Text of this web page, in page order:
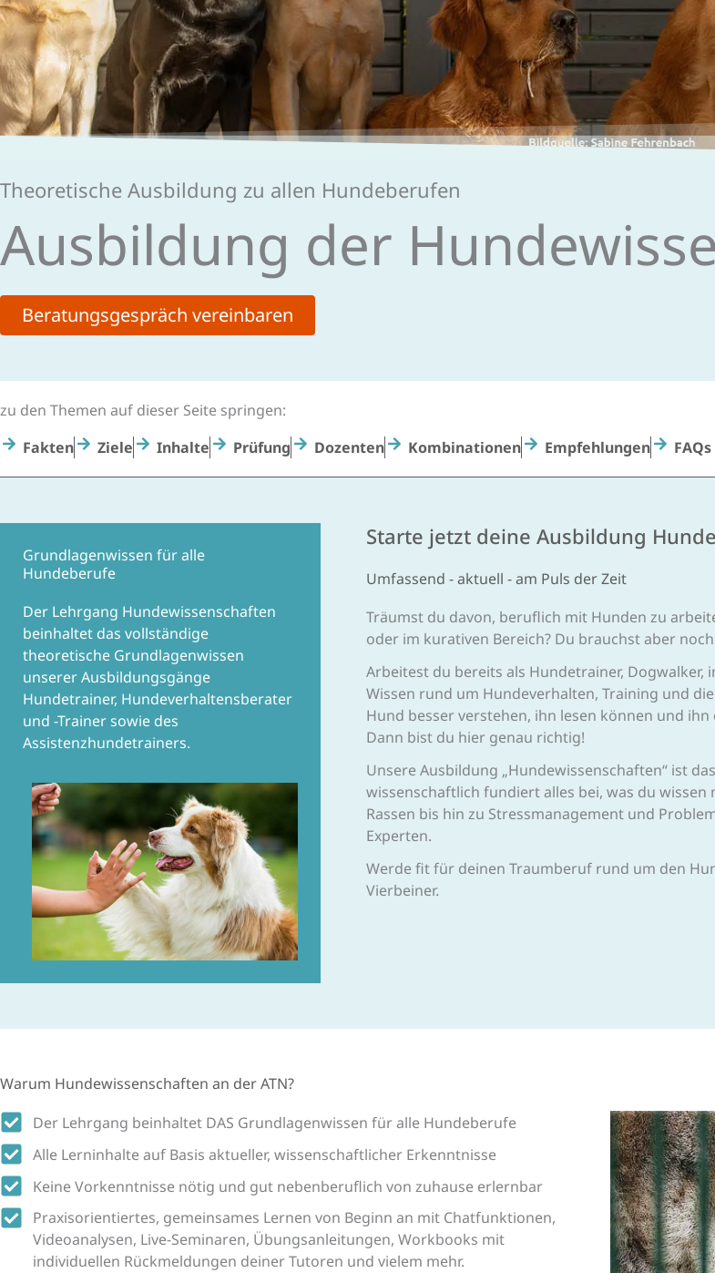
Theoretische Ausbildung zu allen Hundeberufen
Aus­bildung der
Beratungsgespräch vereinbaren
zu den Themen auf dieser Seite springen:
Fakten
Ziele Inhalte Prüfung Dozenten Kombinationen Empfehlungen FAQs
Grundlagenwissen für alle
Hundeberufe
Der Lehrgang Hundewissenschaften
beinhaltet das vollständige
theoretische Grundlagenwissen
unserer Ausbildungsgänge
Hundetrainer, Hundeverhaltensberater
und -Trainer sowie des
Assistenzhundetrainers.
Starte jetzt deine Ausbildung
Umfassend - aktuell - am Puls der Zeit
Träumst du davon, beruflich mit Hunden zu
oder im kurativen Bereich? Du brauchst aber
Arbeitest du bereits als Hundetrainer,
Wissen rund um Hundeverhalten, Training und
Hund besser verstehen, ihn lesen können und
Dann bist du hier genau richtig!
Unsere Ausbildung „Hundewissenschaften“ ist
wissenschaftlich fundiert alles bei, was du
Rassen bis hin zu Stressmanagement und
Experten.
Werde fit für deinen Traumberuf rund um den
Vierbeiner.
Warum Hundewissenschaften an der ATN?
Der Lehrgang beinhaltet DAS Grundlagenwissen für alle Hundeberufe
Alle Lerninhalte auf Basis aktueller, wissenschaftlicher Erkenntnisse
Keine Vorkenntnisse nötig und gut nebenberuflich von zuhause erlernbar
Praxisorientiertes, gemeinsames Lernen von Beginn an mit Chatfunktionen,
Videoanalysen, Live-Seminaren, Übungsanleitungen, Workbooks mit
individuellen Rückmeldungen deiner Tutoren und vielem mehr.